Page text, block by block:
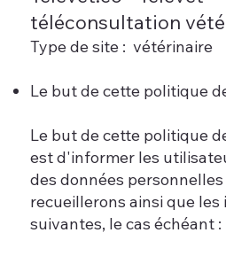
téléconsultation
Type de site : vétérinaire
Le but de cette politique
Le but de cette politique
est d'informer les
des données
recueillerons ainsi que
suivantes, le cas échéant :